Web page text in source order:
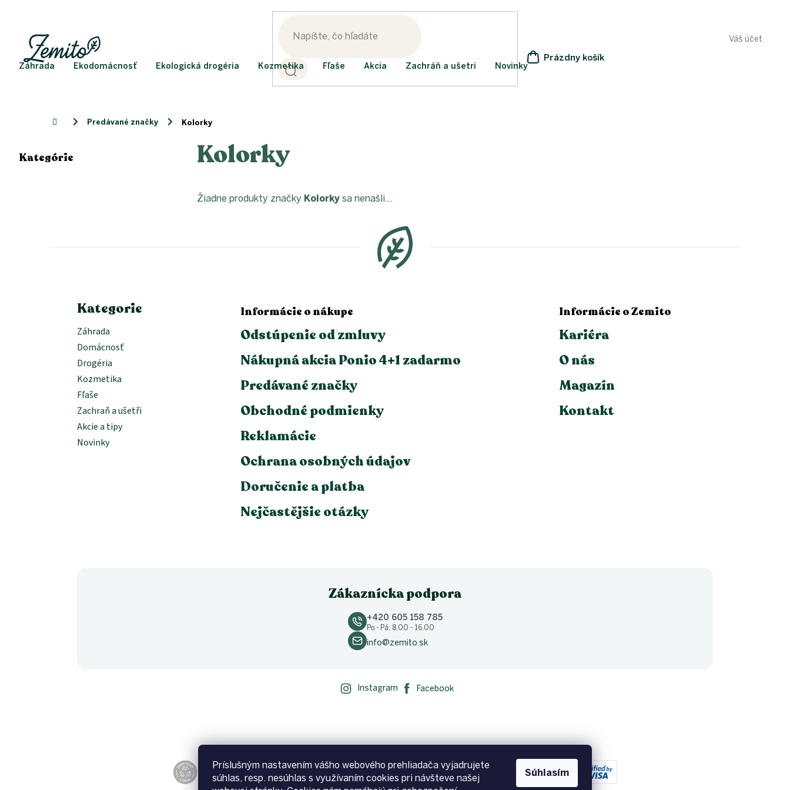
Príslušným nastavením vášho webového prehliadača vyjadrujete
súhlas, resp. nesúhlas s využívaním cookies pri návšteve našej
Súhlasím
Váš účet
NÁKUPNÝ
Prázdny košík
Záhrada Ekodomácnosť Ekologická drogéria Kozmetika Fľaše Akcia Zachráň a ušetri Novinky
DomovPredávané značky Kolorky
Preskočiť
Kategórie Kolorky
Žiadne produkty značky Kolorky sa nenašli...
Kategorie
Záhrada
Domácnosť
Drogéria
Kozmetika
Fľaše
Zachraň a ušetři
Akcie a tipy
Novinky
Informácie o nákupe
Odstúpenie od zmluvy
Nákupná akcia Ponio 4+1 zadarmo
Predávané značky
Obchodné podmienky
Reklamácie
Ochrana osobných údajov
Doručenie a platba
Nejčastějšie otázky
Informácie o Zemito
Kariéra
O nás
Magazín
Kontakt
Zákaznícka podpora
+420 605 158 785
Po - Pá: 8.00 - 16.00
info@zemito.sk
Instagram Facebook